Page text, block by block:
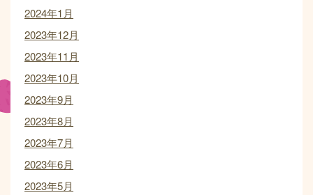
2024年1月
2023年12月
2023年11月
2023年10月
2023年9月
2023年8月
2023年7月
2023年6月
2023年5月